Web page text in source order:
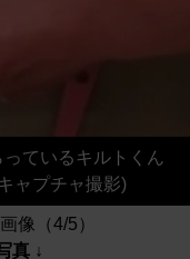
ているキルトくん
ャプチャ撮影)
像（4/5）
真 ↓